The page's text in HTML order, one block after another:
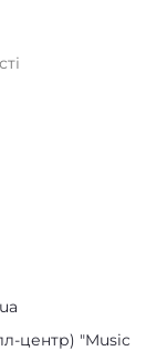
центр) "Music